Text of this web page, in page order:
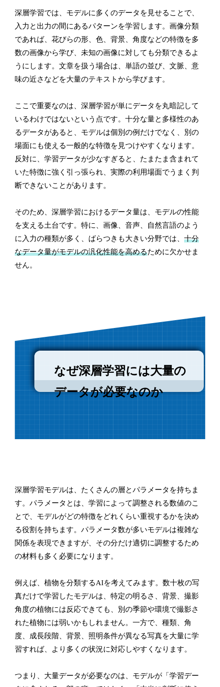
深層学習では、モデルに多くのデータを見せることで、
入力と出力の間にあるパターンを学習します。画像分類
であれば、花びらの形、色、背景、角度などの特徴を多
数の画像から学び、未知の画像に対しても分類できるよ
うにします。文章を扱う場合は、単語の並び、文脈、意
味の近さなどを大量のテキストから学びます。
ここで重要なのは、深層学習が単にデータを丸暗記して
いるわけではないという点です。十分な量と多様性のあ
るデータがあると、モデルは個別の例だけでなく、別の
場面にも使える一般的な特徴を見つけやすくなります。
反対に、学習データが少なすぎると、たまたま含まれて
いた特徴に強く引っ張られ、実際の利用場面でうまく判
断できないことがあります。
そのため、深層学習におけるデータ量は、モデルの性能
を支える土台です。特に、画像、音声、自然言語のよう
に入力の種類が多く、ばらつきも大きい分野では、十分
なデータ量がモデルの汎化性能を高めるために欠かせま
せん。
なぜ深層学習には大量の
データが必要なのか
深層学習モデルは、たくさんの層とパラメータを持ちま
す。パラメータとは、学習によって調整される数値のこ
とで、モデルがどの特徴をどれくらい重視するかを決め
る役割を持ちます。パラメータ数が多いモデルは複雑な
関係を表現できますが、その分だけ適切に調整するため
の材料も多く必要になります。
例えば、植物を分類するAIを考えてみます。数十枚の写
真だけで学習したモデルは、特定の明るさ、背景、撮影
角度の植物には反応できても、別の季節や環境で撮影さ
れた植物には弱いかもしれません。一方で、種類、角
度、成長段階、背景、照明条件が異なる写真を大量に学
習すれば、より多くの状況に対応しやすくなります。
つまり、大量データが必要なのは、モデルが「学習デー